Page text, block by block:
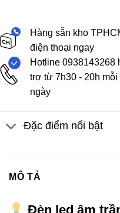
Hàng sẵn kho
điện thoại ngay
Hotline 0938143268
trợ từ 7h30 - 20h mỗi
ngày
Đặc điểm nổi bật
MÔ TẢ
Đèn led âm